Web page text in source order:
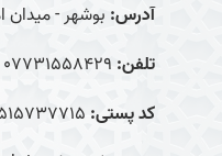
آدرس: بوشهر - میدان
تلفن: 07731558429
کد پستی: